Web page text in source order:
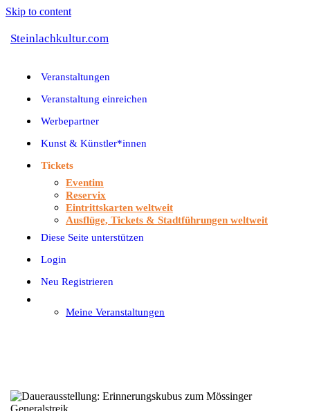
Skip to content
Steinlachkultur.com
Veranstaltungen
Veranstaltung einreichen
Werbepartner
Kunst & Künstler*innen
Tickets
Eventim
Reservix
Eintrittskarten weltweit
Ausflüge, Tickets & Stadtführungen weltweit
Diese Seite unterstützen
Login
Neu Registrieren
Meine Veranstaltungen